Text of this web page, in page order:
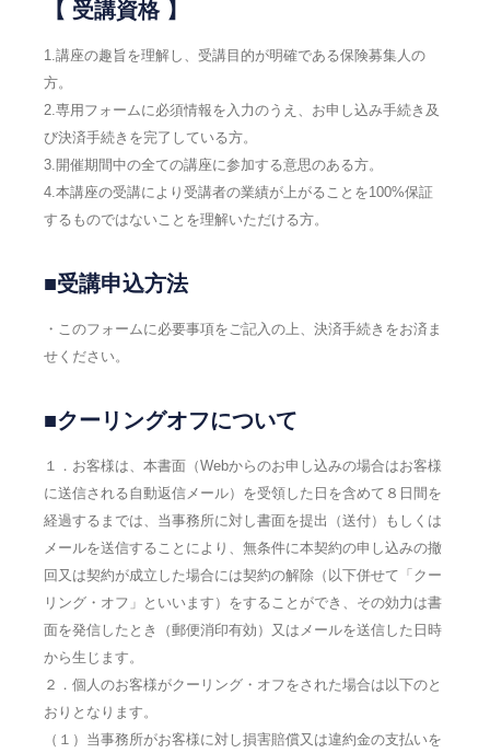
【 受講資格 】
1.講座の趣旨を理解し、受講目的が明確である保険募集人の
方。
2.専用フォームに必須情報を入力のうえ、お申し込み手続き及
び決済手続きを完了している方。
3.開催期間中の全ての講座に参加する意思のある方。
4.本講座の受講により受講者の業績が上がることを100%保証
するものではないことを理解いただける方。
■受講申込方法
・このフォームに必要事項をご記入の上、決済手続きをお済ま
せください。
■クーリングオフについて
１．お客様は、本書面（Webからのお申し込みの場合はお客様
に送信される自動返信メール）を受領した日を含めて８日間を
経過するまでは、当事務所に対し書面を提出（送付）もしくは
メールを送信することにより、無条件に本契約の申し込みの撤
回又は契約が成立した場合には契約の解除（以下併せて「クー
リング・オフ」といいます）をすることができ、その効力は書
面を発信したとき（郵便消印有効）又はメールを送信した日時
から生じます。
２．個人のお客様がクーリング・オフをされた場合は以下のと
おりとなります。
（１）当事務所がお客様に対し損害賠償又は違約金の支払いを